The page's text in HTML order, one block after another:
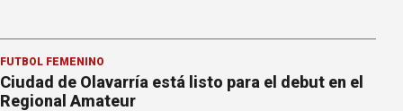
FÚTBOL FEMENINO
Ciudad de Olavarría está listo para el debut en el
Regional Amateur